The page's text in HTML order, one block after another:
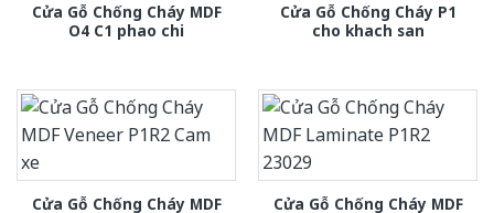
Cửa Gỗ Chống Cháy MDF
O4 C1 phao chi
Cửa Gỗ Chống Cháy P1
cho khach san
Cửa Gỗ Chống Cháy MDF
Cửa Gỗ Chống Cháy MDF